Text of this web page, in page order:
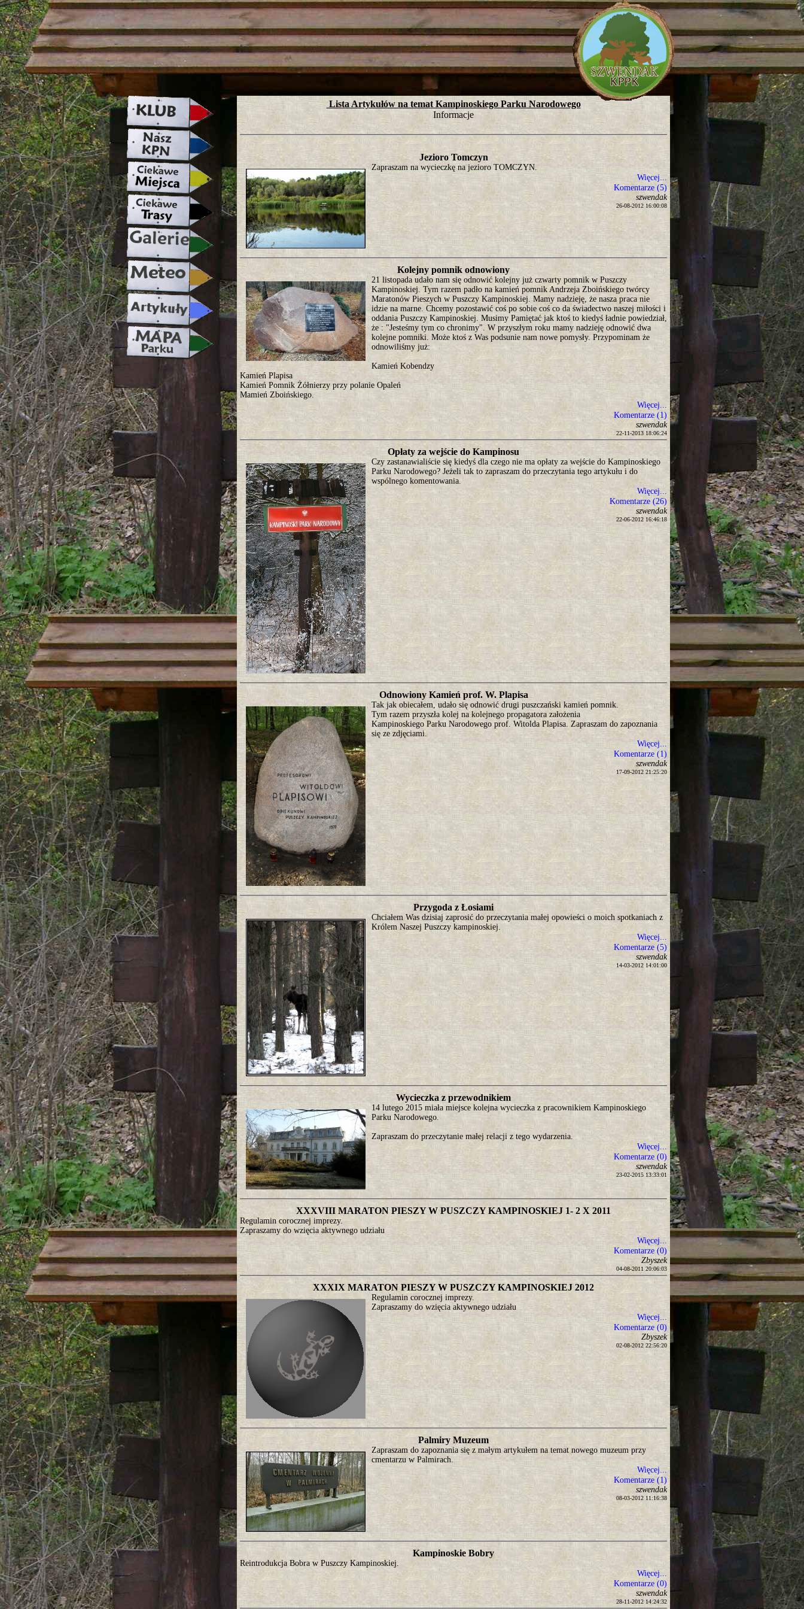
strona w naprawie zapraszamy jutro ;)
Lista Artykułów na temat Kampinoskiego Parku Narodowego
Informacje
Jezioro Tomczyn
Zapraszam na wycieczkę na jezioro TOMCZYN.
Więcej...
Komentarze (5)
szwendak
26-08-2012 16:00:08
Kolejny pomnik odnowiony
21 listopada udało nam się odnowić kolejny już czwarty pomnik w Puszczy
Kampinoskiej. Tym razem padło na kamień pomnik Andrzeja Zboińskiego twórcy
Maratonów Pieszych w Puszczy Kampinoskiej. Mamy nadzieję, że nasza praca nie
idzie na marne. Chcemy pozostawić coś po sobie coś co da świadectwo naszej miłości i
oddania Puszczy Kampinoskiej. Musimy Pamiętać jak ktoś to kiedyś ładnie powiedział,
że : "Jesteśmy tym co chronimy". W przyszłym roku mamy nadzieję odnowić dwa
kolejne pomniki. Może ktoś z Was podsunie nam nowe pomysły. Przypominam że
odnowiliśmy już:
Kamień Kobendzy
Kamień Plapisa
Kamień Pomnik Żółnierzy przy polanie Opaleń
Mamień Zboińskiego.
Więcej...
Komentarze (1)
szwendak
22-11-2013 18:06:24
Opłaty za wejście do Kampinosu
Czy zastanawialiście się kiedyś dla czego nie ma opłaty za wejście do Kampinoskiego
Parku Narodowego? Jeżeli tak to zapraszam do przeczytania tego artykułu i do
wspólnego komentowania.
Więcej...
Komentarze (26)
szwendak
22-06-2012 16:46:18
Odnowiony Kamień prof. W. Plapisa
Tak jak obiecałem, udało się odnowić drugi puszczański kamień pomnik.
Tym razem przyszła kolej na kolejnego propagatora założenia
Kampinoskiego Parku Narodowego prof. Witolda Plapisa. Zapraszam do zapoznania
się ze zdjęciami.
Więcej...
Komentarze (1)
szwendak
17-09-2012 21:25:20
Przygoda z Łosiami
Chciałem Was dzisiaj zaprosić do przeczytania małej opowieści o moich spotkaniach z
Królem Naszej Puszczy kampinoskiej.
Więcej...
Komentarze (5)
szwendak
14-03-2012 14:01:00
Wycieczka z przewodnikiem
14 lutego 2015 miała miejsce kolejna wycieczka z pracownikiem Kampinoskiego
Parku Narodowego.
Zapraszam do przeczytanie małej relacji z tego wydarzenia.
Więcej...
Komentarze (0)
szwendak
23-02-2015 13:33:01
XXXVIII MARATON PIESZY W PUSZCZY KAMPINOSKIEJ 1- 2 X 2011
Regulamin corocznej imprezy.
Zapraszamy do wzięcia aktywnego udziału
Więcej...
Komentarze (0)
Zbyszek
04-08-2011 20:06:03
XXXIX MARATON PIESZY W PUSZCZY KAMPINOSKIEJ 2012
Regulamin corocznej imprezy.
Zapraszamy do wzięcia aktywnego udziału
Więcej...
Komentarze (0)
Zbyszek
02-08-2012 22:56:20
Palmiry Muzeum
Zapraszam do zapoznania się z małym artykułem na temat nowego muzeum przy
cmentarzu w Palmirach.
Więcej...
Komentarze (1)
szwendak
08-03-2012 11:16:38
Kampinoskie Bobry
Reintrodukcja Bobra w Puszczy Kampinoskiej.
Więcej...
Komentarze (0)
szwendak
28-11-2012 14:24:32